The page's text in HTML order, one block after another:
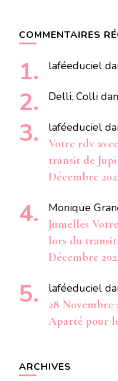
COMMENTAIRES
laféeduciel
Delli. Colli
laféeduciel
Votre rdv
transit de
Décembre
Monique
Jumelles
lors du
Décembre
laféeduciel
28 Novembre
Aparté pour
ARCHIVES